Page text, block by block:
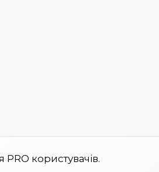
користувачів.